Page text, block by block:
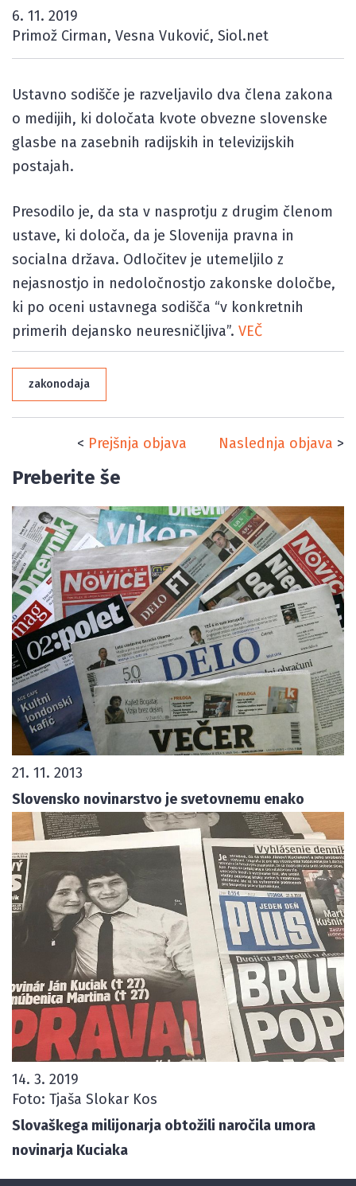
6. 11. 2019
Primož Cirman, Vesna Vuković, Siol.net
Ustavno sodišče je razveljavilo dva člena zakona
o medijih, ki določata kvote obvezne slovenske
glasbe na zasebnih radijskih in televizijskih
postajah.
Presodilo je, da sta v nasprotju z drugim členom
ustave, ki določa, da je Slovenija pravna in
socialna država. Odločitev je utemeljilo z
nejasnostjo in nedoločnostjo zakonske določbe,
ki po oceni ustavnega sodišča “v konkretnih
primerih dejansko neuresničljiva”. VEČ
zakonodaja
< Prejšnja objava Naslednja objava >
Preberite še
21. 11. 2013
Slovensko novinarstvo je svetovnemu enako
14. 3. 2019
Foto: Tjaša Slokar Kos
Slovaškega milijonarja obtožili naročila umora
novinarja Kuciaka